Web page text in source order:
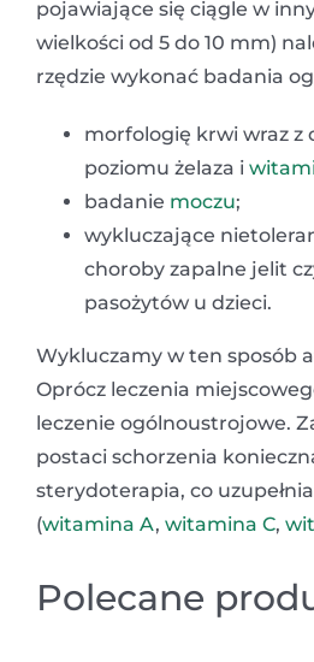
pojawiające się ciągle w
wielkości od 5 do 10 mm)
rzędzie wykonać badania
morfologię krwi wraz z
poziomu żelaza i
badanie moczu;
wykluczające
choroby zapalne jelit
pasożytów u dzieci.
Wykluczamy w ten sposób
Oprócz leczenia
leczenie ogólnoustrojowe.
postaci schorzenia
sterydoterapia, co
(witamina A, witamina C,
Polecane